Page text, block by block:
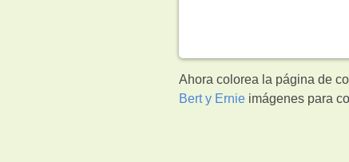
Ahora colorea la página de
Bert y Ernie imágenes para